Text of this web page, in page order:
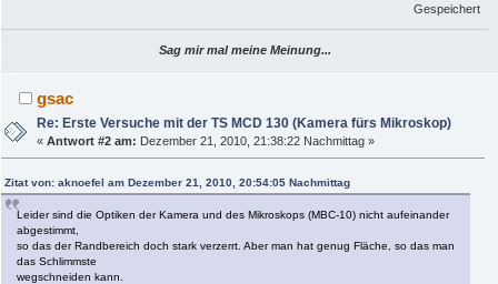
Gespeichert
Sag mir mal meine Meinung...
gsac
Re: Erste Versuche mit der TS MCD 130 (Kamera fürs Mikroskop)
«Antwort #2 am: Dezember 21, 2010, 21:38:22 Nachmittag »
Zitat von: aknoefel am Dezember 21, 2010, 20:54:05 Nachmittag
Leider sind die Optiken der Kamera und des Mikroskops (MBC-10) nicht aufeinander
abgestimmt,
so das der Randbereich doch stark verzerrt. Aber man hat genug Fläche, so das man
das Schlimmste
wegschneiden kann.